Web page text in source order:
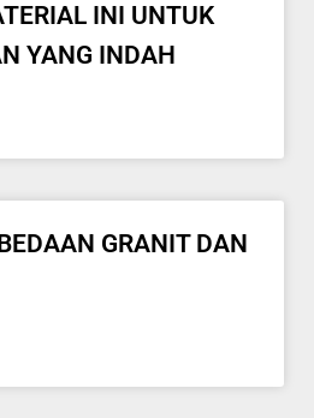
INI UNTUK
YANG INDAH
GRANIT DAN